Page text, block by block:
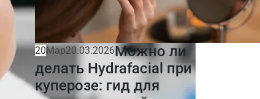
20Мар20.03.2026Можно ли
делать Hydrafacial при
куперозе: гид для